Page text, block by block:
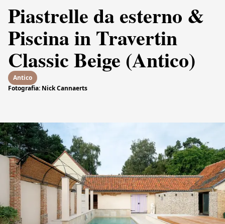
Piastrelle da esterno &
Piscina in Travertin
Classic Beige (Antico)
Antico
Fotografia: Nick Cannaerts